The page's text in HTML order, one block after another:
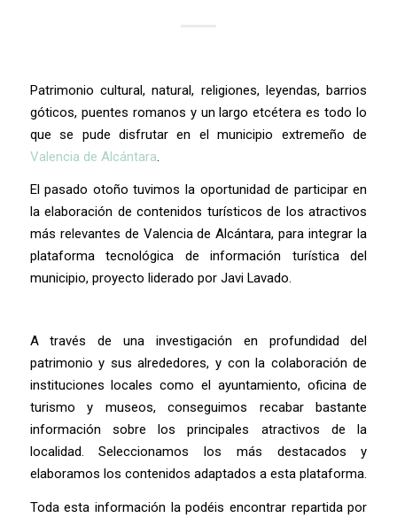
Patrimonio cultural, natural, religiones, leyendas, barrios
góticos, puentes romanos y un largo etcétera es todo lo
que se pude disfrutar en el municipio extremeño de
Valencia de Alcántara.
El pasado otoño tuvimos la oportunidad de participar en
la elaboración de contenidos turísticos de los atractivos
más relevantes de Valencia de Alcántara, para integrar la
plataforma tecnológica de información turística del
municipio, proyecto liderado por Javi Lavado.
A través de una investigación en profundidad del
patrimonio y sus alrededores, y con la colaboración de
instituciones locales como el ayuntamiento, oficina de
turismo y museos, conseguimos recabar bastante
información sobre los principales atractivos de la
localidad. Seleccionamos los más destacados y
elaboramos los contenidos adaptados a esta plataforma.
Toda esta información la podéis encontrar repartida por